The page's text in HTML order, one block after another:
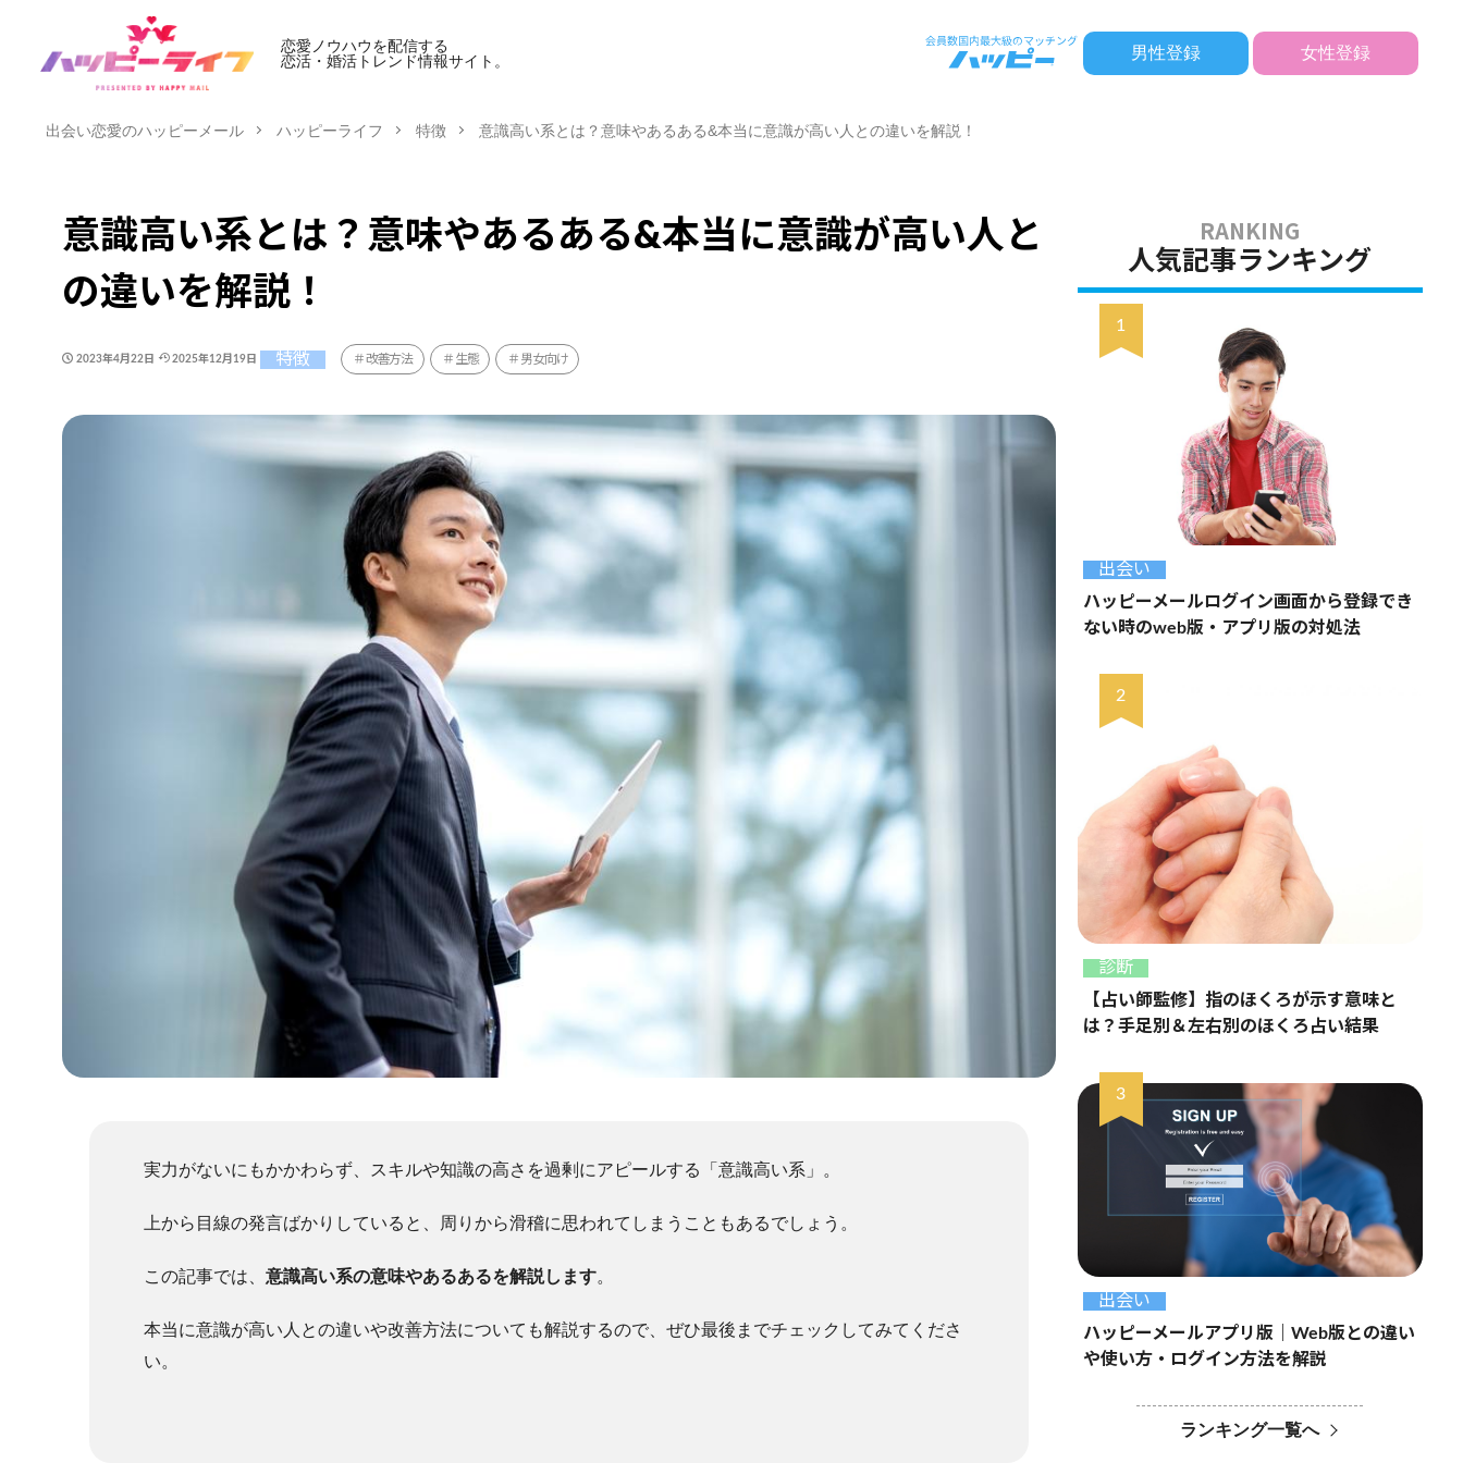
恋愛ノウハウを配信する
恋活・婚活トレンド情報サイト。
男性登録 女性登録
出会い恋愛のハッピーメール ハッピーライフ 特徴 意識高い系とは？意味やあるある&本当に意識が高い人との違いを解説！
意識高い系とは？意味やあるある&本当に意識が高い人と
の違いを解説！
2023年4月22日 2025年12月19日 特徴 改善方法 生態 男女向け
実力がないにもかかわらず、スキルや知識の高さを過剰にアピールする「意識高い系」。
上から目線の発言ばかりしていると、周りから滑稽に思われてしまうこともあるでしょう。
この記事では、 意識高い系の意味やあるあるを解説します。
本当に意識が高い人との違いや改善方法についても解説するので、ぜひ最後までチェックしてみてくださ
い。
人気記事ランキング
出会い
ハッピーメールログイン画面から登録でき
ない時のweb版・アプリ版の対処法
診断
【占い師監修】指のほくろが示す意味と
は？手足別＆左右別のほくろ占い結果
出会い
ハッピーメールアプリ版｜Web版との違い
や使い方・ログイン方法を解説
ランキング一覧へ